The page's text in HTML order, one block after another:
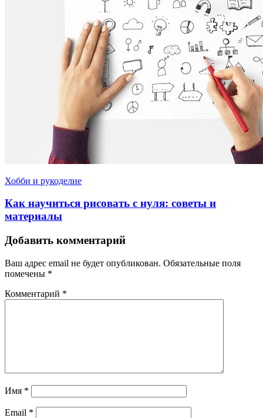
Хобби и рукоделие
Как научиться рисовать с нуля: советы и
материалы
Добавить комментарий
Ваш адрес email не будет опубликован. Обязательные поля
помечены *
Комментарий *
Имя *
Email *